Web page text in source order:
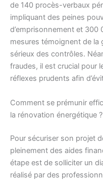
de 140 procès-verbaux
impliquant des peines
d’emprisonnement et 300
mesures témoignent de
sérieux des contrôles.
fraudes, il est crucial pour
réflexes prudents afin
Comment se prémunir
la rénovation énergétique ?
Pour sécuriser son projet
pleinement des aides
étape est de solliciter un
réalisé par des